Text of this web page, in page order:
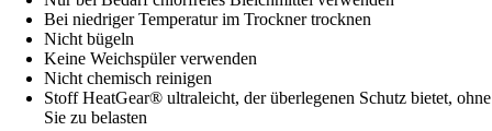
Bei niedriger Temperatur im Trockner trocknen
Nicht bügeln
Keine Weichspüler verwenden
Nicht chemisch reinigen
Stoff HeatGear® ultraleicht, der überlegenen Schutz bietet, ohne
Sie zu belasten